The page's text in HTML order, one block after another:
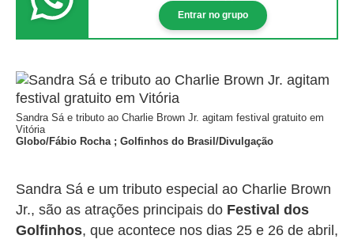
Entrar no grupo
Sandra Sá e tributo ao Charlie Brown Jr. agitam festival gratuito em
Vitória
Globo/Fábio Rocha ; Golfinhos do Brasil/Divulgação
Sandra Sá e um tributo especial ao Charlie Brown
Jr., são as atrações principais do Festival dos
Golfinhos, que acontece nos dias 25 e 26 de abril,